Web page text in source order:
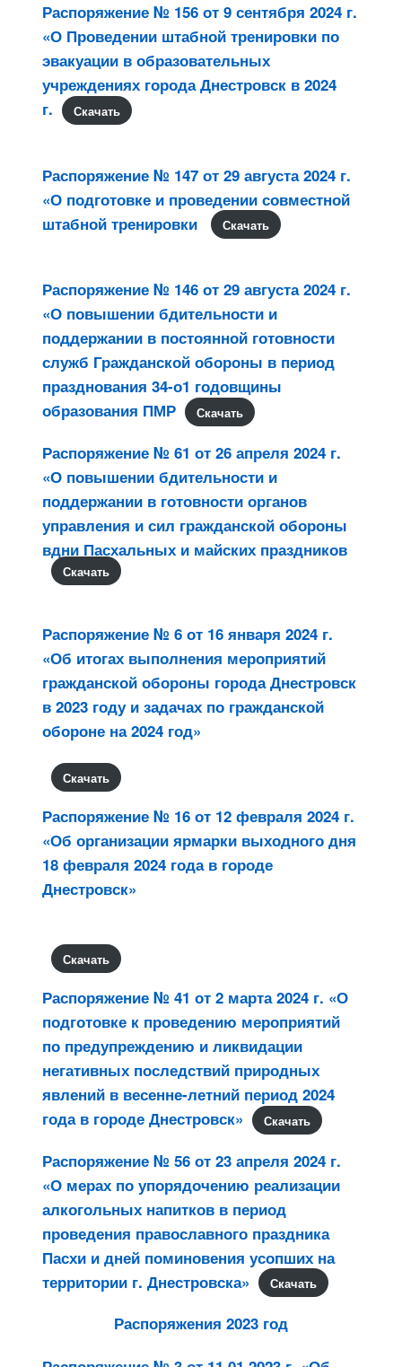
Распоряжение № 156 от 9 сентября 2024 г.
«О Проведении штабной тренировки по
эвакуации в образовательных
учреждениях города Днестровск в 2024
г.
Скачать
Распоряжение № 147 от 29 августа 2024 г.
«О подготовке и проведении совместной
штабной тренировки
Скачать
Распоряжение № 146 от 29 августа 2024 г.
«О повышении бдительности и
поддержании в постоянной готовности
служб Гражданской обороны в период
празднования 34-о1 годовщины
образования ПМР
Скачать
Распоряжение № 61 от 26 апреля 2024 г.
«О повышении бдительности и
поддержании в готовности органов
управления и сил гражданской обороны
вдни Пасхальных и майских праздников
Скачать
Распоряжение № 6 от 16 января 2024 г.
«Об итогах выполнения мероприятий
гражданской обороны города Днестровск
в 2023 году и задачах по гражданской
обороне на 2024 год»
Скачать
Распоряжение № 16 от 12 февраля 2024 г.
«Об организации ярмарки выходного дня
18 февраля 2024 года в городе
Днестровск»
Скачать
Распоряжение № 41 от 2 марта 2024 г. «О
подготовке к проведению мероприятий
по предупреждению и ликвидации
негативных последствий природных
явлений в весенне-летний период 2024
года в городе Днестровск»
Скачать
Распоряжение № 56 от 23 апреля 2024 г.
«О мерах по упорядочению реализации
алкогольных напитков в период
проведения православного праздника
Пасхи и дней поминовения усопших на
территории г. Днестровска»
Скачать
Распоряжения 2023 год